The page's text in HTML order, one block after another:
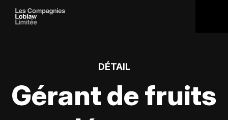
DÉTAIL
Gérant de fruits